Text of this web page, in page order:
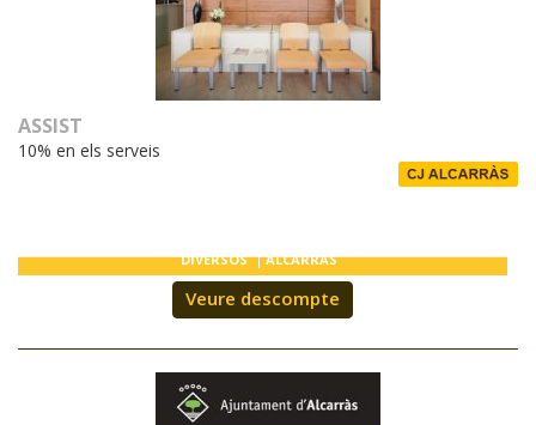
CJ LOCAL
ASSIST
10% en els serveis
DIVERSOS ALCARRÀS
Veure descompte